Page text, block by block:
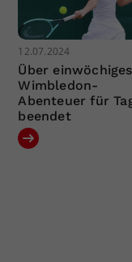
12.07.2024
Über einwöchiges
Wimbledon-
Abenteuer für
beendet